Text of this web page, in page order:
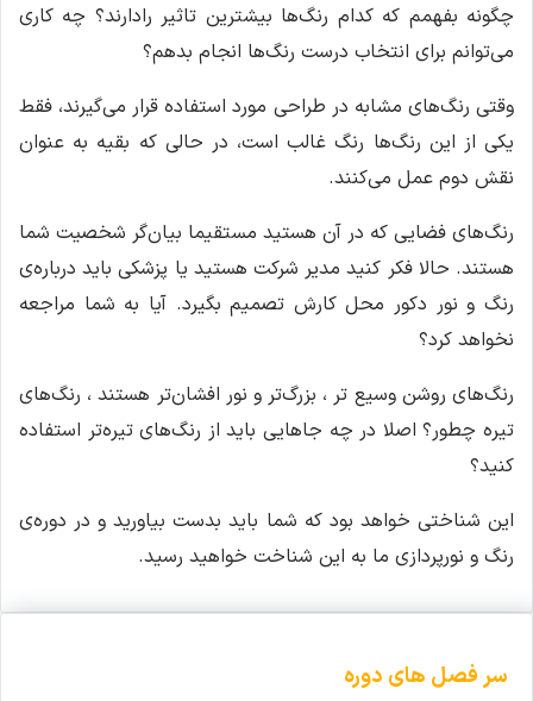
چگونه بفهمم که کدام رنگ‌ها بیشترین تاثیر رادارند؟ چه کاری
می‌توانم برای انتخاب درست رنگ‌ها انجام بدهم؟
وقتی رنگ‌های مشابه در طراحی مورد استفاده قرار می‌گیرند، فقط
یکی از این رنگ‌ها رنگ غالب است، در حالی که بقیه به عنوان
نقش دوم عمل می‌کنند.
رنگ‌های فضایی که در آن هستید مستقیما بیان‌گر شخصیت شما
هستند. حالا فکر کنید مدیر شرکت هستید یا پزشکی باید درباره‌ی
رنگ و نور دکور محل کارش تصمیم بگیرد. آیا به شما مراجعه
نخواهد کرد؟
رنگ‌های روشن وسیع تر ، بزرگ‌تر و نور افشان‌تر هستند ، رنگ‌های
تیره چطور؟ اصلا در چه جاهایی باید از رنگ‌های تیره‌تر استفاده
کنید؟
این شناختی خواهد بود که شما باید بدست بیاورید و در دوره‌ی
رنگ و نورپردازی ما به این شناخت خواهید رسید.
سر فصل های دوره